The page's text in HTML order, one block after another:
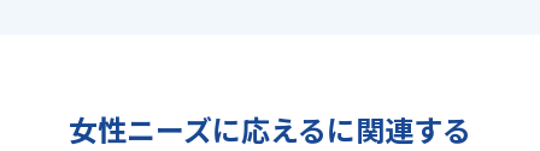
女性ニーズに応えるに関連する